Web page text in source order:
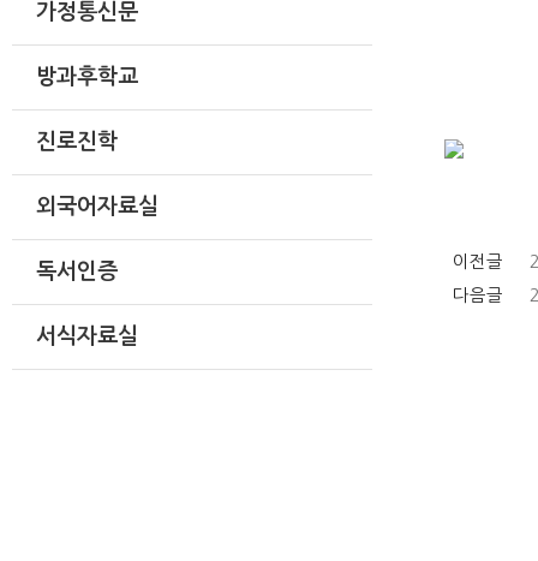
가정통신문
방과후학교
진로진학
외국어자료실
독서인증
서식자료실
이전글
다음글